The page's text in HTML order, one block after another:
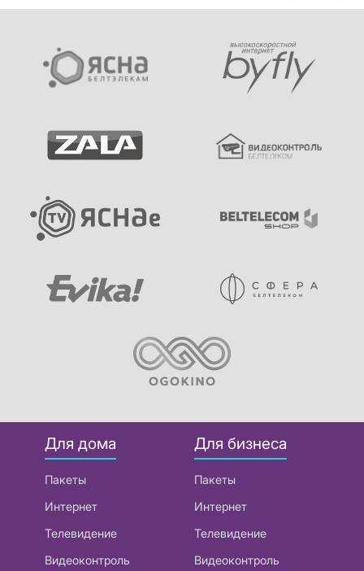
Для дома
Пакеты
Интернет
Телевидение
Видеоконтроль
Для бизнеса
Пакеты
Интернет
Телевидение
Видеоконтроль